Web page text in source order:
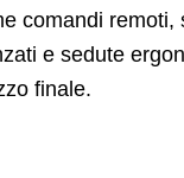
comandi remoti,
e sedute
finale.